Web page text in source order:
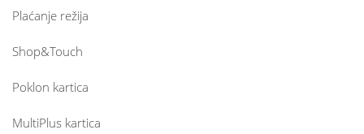
Plaćanje režija
Shop&Touch
Poklon kartica
MultiPlus kartica